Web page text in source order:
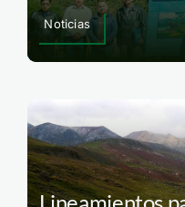
Noticias